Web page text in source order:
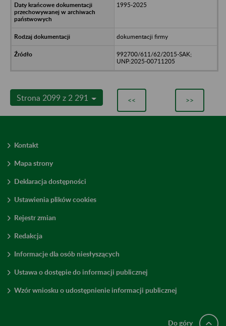
1995-2025
dokumentacji firmy
992700/611/62/2015-SAK;
UNP:2025-00711205
Strona 2099 z 2 291 << >>
Kontakt
Mapa strony
Deklaracja dostępności
Ustawienia plików cookies
Rejestr zmian
Redakcja
Informacje dla osób niesłyszących
Ustawa o dostępie do informacji publicznej
Wzór wniosku o udostępnienie informacji publicznej
Do góry